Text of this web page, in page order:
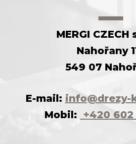
MERGI CZECH
Nahořany
549 07
E-mail: info@drezy-
Mobil: +420 602